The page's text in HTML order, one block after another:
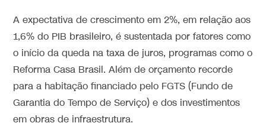
A expectativa de crescimento em 2%, em relação aos
1,6% do PIB brasileiro, é sustentada por fatores como
o início da queda na taxa de juros, programas como o
Reforma Casa Brasil. Além de orçamento recorde
para a habitação financiado pelo FGTS (Fundo de
Garantia do Tempo de Serviço) e dos investimentos
em obras de infraestrutura.